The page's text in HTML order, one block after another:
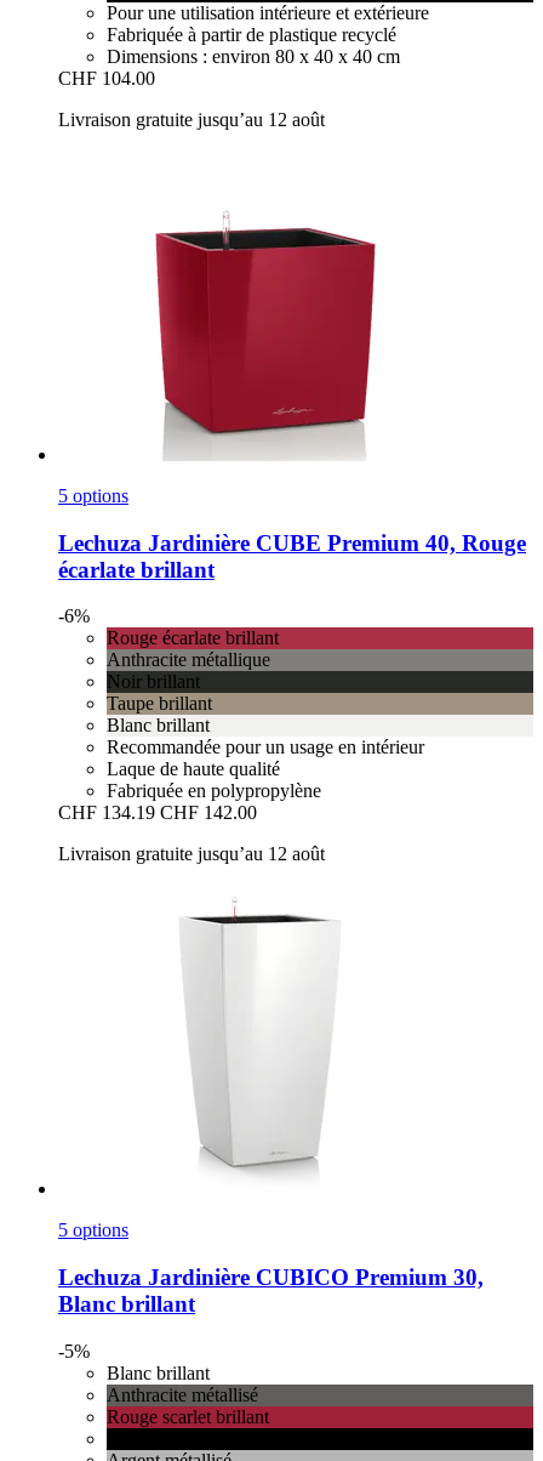
Pour une utilisation intérieure et extérieure
Fabriquée à partir de plastique recyclé
Dimensions : environ 80 x 40 x 40 cm
CHF 104.00
Livraison gratuite jusqu’au 12 août
5 options
Lechuza Jardinière CUBE Premium 40, Rouge
écarlate brillant
-6%
Rouge écarlate brillant
Anthracite métallique
Noir brillant
Taupe brillant
Blanc brillant
Recommandée pour un usage en intérieur
Laque de haute qualité
Fabriquée en polypropylène
CHF 134.19 CHF 142.00
Livraison gratuite jusqu’au 12 août
5 options
Lechuza Jardinière CUBICO Premium 30,
Blanc brillant
-5%
Blanc brillant
Anthracite métallisé
Rouge scarlet brillant